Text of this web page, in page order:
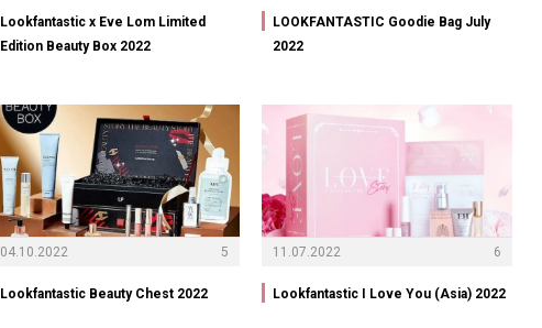
Lookfantastic x Eve Lom Limited
Edition Beauty Box 2022
04.10.2022 5
Lookfantastic Beauty Chest 2022
LOOKFANTASTIC Goodie Bag July
2022
11.07.2022 6
Lookfantastic I Love You (Asia) 2022